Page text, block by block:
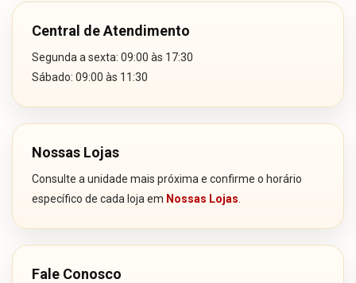
Central de Atendimento
Segunda a sexta: 09:00 às 17:30
Sábado: 09:00 às 11:30
Nossas Lojas
Consulte a unidade mais próxima e confirme o horário
específico de cada loja em Nossas Lojas
Fale Conosco